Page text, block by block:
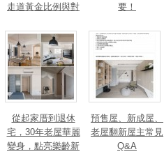
走道黃金比例與對
要！
從起家厝到退休
宅，30年老屋華麗
變身，點亮樂齡新
預售屋、新成屋、
老屋翻新屋主常見
Q&A